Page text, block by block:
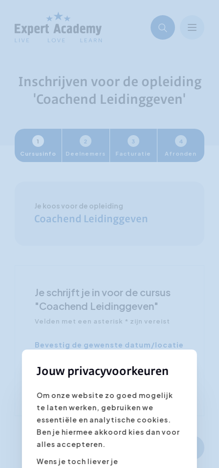
Inschrijven voor de opleiding
'Coachend Leidinggeven'
1
Cursusinfo
2
Deelnemers
3
Facturatie
4
Afronden
Je koos voor de opleiding
Coachend Leidinggeven
Je schrijft je in voor de cursus
"Coachend Leidinggeven"
Velden met een asterisk * zijn vereist
Bevestig de gewenste datum/locatie
Jouw privacyvoorkeuren
Om onze website zo goed mogelijk
te laten werken, gebruiken we
essentiële en analytische cookies.
Ben je hiermee akkoord kies dan voor
alles accepteren.
Wens je toch liever je